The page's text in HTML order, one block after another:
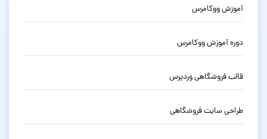
آموزش ووکامرس
دوره آموزش ووکامرس
قالب فروشگاهی وردپرس
طراحی سایت فروشگاهی